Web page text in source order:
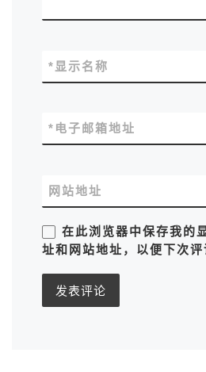
显示名称
*
电子邮箱地址
*
网站地址
在此浏览器中保存我的
址和网站地址，以便下次评